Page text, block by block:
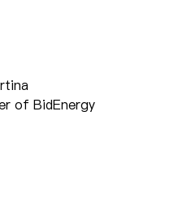
of BidEnergy